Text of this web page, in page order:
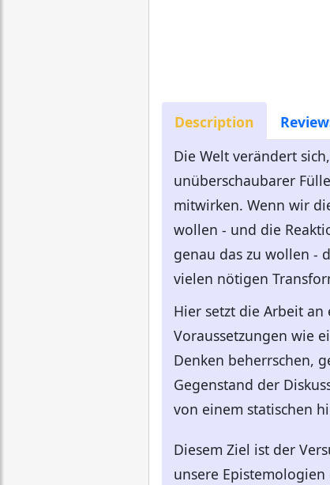
Description
Die Welt verändert
unüberschaubarer
mitwirken. Wenn wir
wollen - und die
genau das zu wollen -
vielen nötigen
Hier setzt die Arbeit
Voraussetzungen wie
Denken beherrschen,
Gegenstand der
von einem statischen
Diesem Ziel ist der
unsere